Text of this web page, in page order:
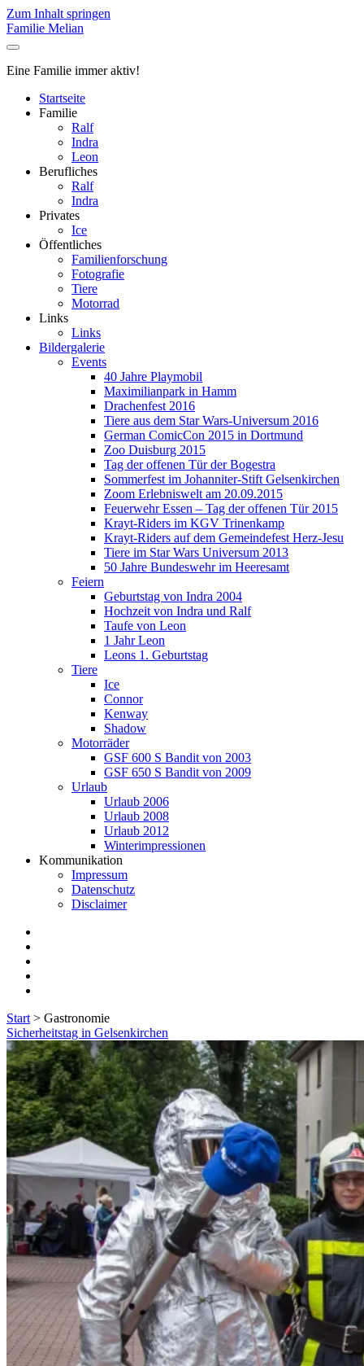
Zum Inhalt springen
Familie Melian
Eine Familie immer aktiv!
Startseite
Familie
Ralf
Indra
Leon
Berufliches
Ralf
Indra
Privates
Ice
Öffentliches
Familienforschung
Fotografie
Tiere
Motorrad
Links
Links
Bildergalerie
Events
40 Jahre Playmobil
Maximilianpark in Hamm
Drachenfest 2016
Tiere aus dem Star Wars-Universum 2016
German ComicCon 2015 in Dortmund
Zoo Duisburg 2015
Tag der offenen Tür der Bogestra
Sommerfest im Johanniter-Stift Gelsenkirchen
Zoom Erlebniswelt am 20.09.2015
Feuerwehr Essen – Tag der offenen Tür 2015
Krayt-Riders im KGV Trinenkamp
Krayt-Riders auf dem Gemeindefest Herz-Jesu
Tiere im Star Wars Universum 2013
50 Jahre Bundeswehr im Heeresamt
Feiern
Geburtstag von Indra 2004
Hochzeit von Indra und Ralf
Taufe von Leon
1 Jahr Leon
Leons 1. Geburtstag
Tiere
Ice
Connor
Kenway
Shadow
Motorräder
GSF 600 S Bandit von 2003
GSF 650 S Bandit von 2009
Urlaub
Urlaub 2006
Urlaub 2008
Urlaub 2012
Winterimpressionen
Kommunikation
Impressum
Datenschutz
Disclaimer
Start > Gastronomie
Schlagwort:
<span>Gastronomie</span>
Sicherheitstag in Gelsenkirchen